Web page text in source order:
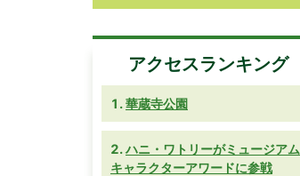
アクセスランキング
華蔵寺公園
ハニ・ワトリーがミュージアム
キャラクターアワードに参戦